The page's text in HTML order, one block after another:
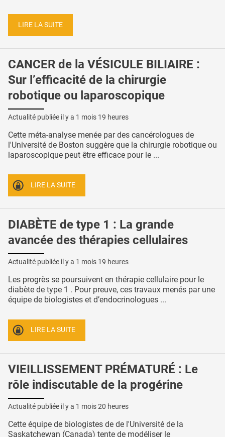
LIRE LA SUITE
CANCER de la VÉSICULE BILIAIRE :
Sur l’efficacité de la chirurgie
robotique ou laparoscopique
Actualité publiée il y a 1 mois 19 heures
Cette méta-analyse menée par des cancérologues de
l'Université de Boston suggère que la chirurgie robotique ou
laparoscopique peut être efficace pour le ...
LIRE LA SUITE
DIABÈTE de type 1 : La grande
avancée des thérapies cellulaires
Actualité publiée il y a 1 mois 19 heures
Les progrès se poursuivent en thérapie cellulaire pour le
diabète de type 1 . Pour preuve, ces travaux menés par une
équipe de biologistes et d’endocrinologues ...
LIRE LA SUITE
VIEILLISSEMENT PRÉMATURÉ : Le
rôle indiscutable de la progérine
Actualité publiée il y a 1 mois 20 heures
Cette équipe de biologistes de de l'Université de la
Saskatchewan (Canada) tente de modéliser le